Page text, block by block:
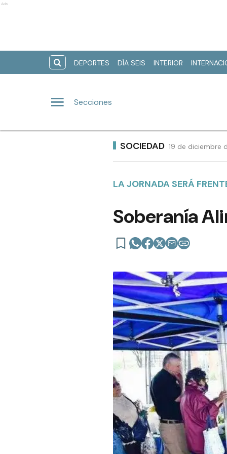
Ads
DEPORTES DÍA SEIS INTERIOR
Secciones
SOCIEDAD 19 de diciembre
LA JORNADA SERÁ
Soberanía